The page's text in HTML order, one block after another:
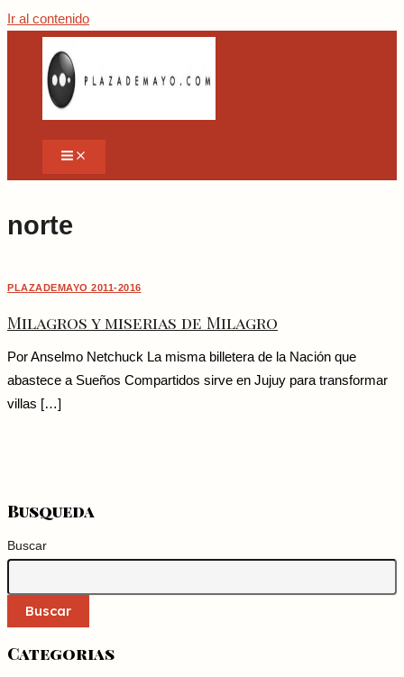
Ir al contenido
norte
PLAZADEMAYO 2011-2016
Milagros y miserias de Milagro
Por Anselmo Netchuck La misma billetera de la Nación que
abastece a Sueños Compartidos sirve en Jujuy para transformar
villas […]
Busqueda
Buscar
Buscar
Categorias